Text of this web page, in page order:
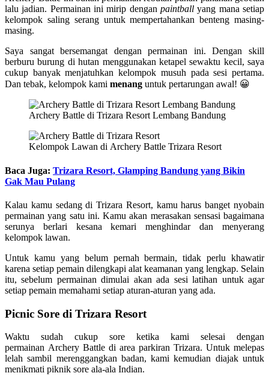
lalu jadian. Permainan ini mirip dengan paintball yang mana setiap
kelompok saling serang untuk mempertahankan benteng masing-
masing.
Saya sangat bersemangat dengan permainan ini. Dengan skill
berburu burung di hutan menggunakan ketapel sewaktu kecil, saya
cukup banyak menjatuhkan kelompok musuh pada sesi pertama.
Dan tebak, kelompok kami menang untuk pertarungan awal! 😀
Archery Battle di Trizara Resort Lembang Bandung
Kelompok Lawan di Archery Battle Trizara Resort
Baca Juga: Trizara Resort, Glamping Bandung yang Bikin
Gak Mau Pulang
Kalau kamu sedang di Trizara Resort, kamu harus banget nyobain
permainan yang satu ini. Kamu akan merasakan sensasi bagaimana
serunya berlari kesana kemari menghindar dan menyerang
kelompok lawan.
Untuk kamu yang belum pernah bermain, tidak perlu khawatir
karena setiap pemain dilengkapi alat keamanan yang lengkap. Selain
itu, sebelum permainan dimulai akan ada sesi latihan untuk agar
setiap pemain memahami setiap aturan-aturan yang ada.
Picnic Sore di Trizara Resort
Waktu sudah cukup sore ketika kami selesai dengan
permainan Archery Battle di area parkiran Trizara. Untuk melepas
lelah sambil merenggangkan badan, kami kemudian diajak untuk
menikmati piknik sore ala-ala Indian.